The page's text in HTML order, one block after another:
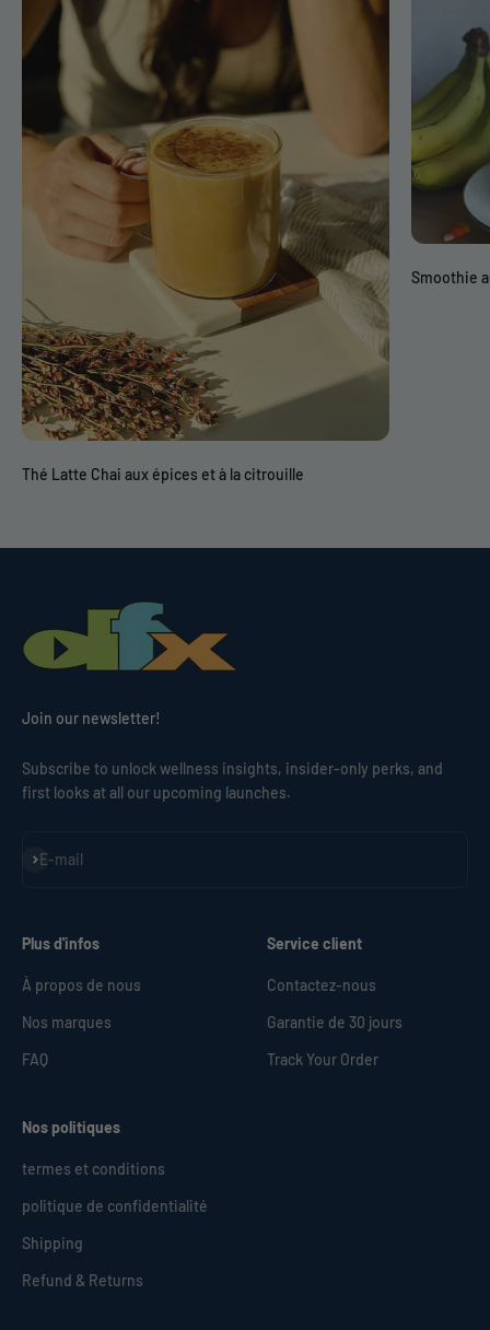
Thé Latte Chai aux épices et à la citrouille
Smoothie
Join our newsletter!
Subscribe to unlock wellness insights, insider-only perks, and
first looks at all our upcoming launches.
E-mail
S'inscrire
Plus d'infos
À propos de nous
Nos marques
FAQ
Service client
Contactez-nous
Garantie de 30 jours
Track Your Order
Nos politiques
termes et conditions
politique de confidentialité
Shipping
Refund & Returns